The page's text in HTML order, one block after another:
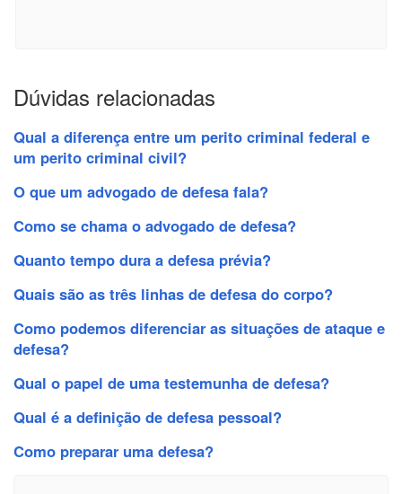
Dúvidas relacionadas
Qual a diferença entre um perito criminal federal e
um perito criminal civil?
O que um advogado de defesa fala?
Como se chama o advogado de defesa?
Quanto tempo dura a defesa prévia?
Quais são as três linhas de defesa do corpo?
Como podemos diferenciar as situações de ataque e
defesa?
Qual o papel de uma testemunha de defesa?
Qual é a definição de defesa pessoal?
Como preparar uma defesa?